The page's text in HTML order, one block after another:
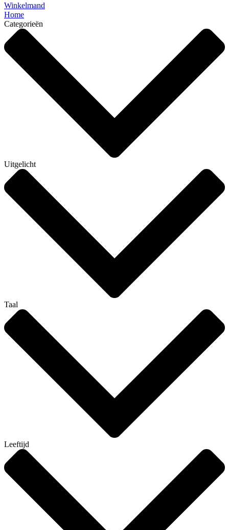
Winkelmand
Home
Categorieën
Uitgelicht
Taal
Leeftijd